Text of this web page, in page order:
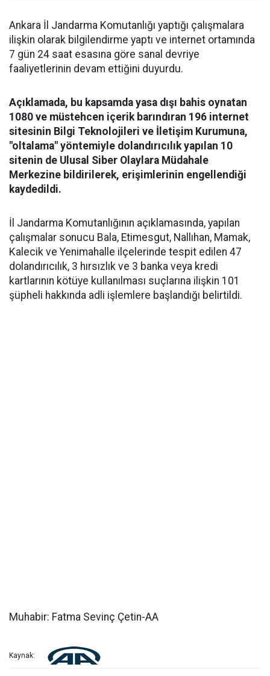
Ankara İl Jandarma Komutanlığı yaptığı çalışmalara
ilişkin olarak bilgilendirme yaptı ve internet ortamında
7 gün 24 saat esasına göre sanal devriye
faaliyetlerinin devam ettiğini duyurdu.
Açıklamada, bu kapsamda yasa dışı bahis oynatan
1080 ve müstehcen içerik barındıran 196 internet
sitesinin Bilgi Teknolojileri ve İletişim Kurumuna,
"oltalama" yöntemiyle dolandırıcılık yapılan 10
sitenin de Ulusal Siber Olaylara Müdahale
Merkezine bildirilerek, erişimlerinin engellendiği
kaydedildi.
İl Jandarma Komutanlığının açıklamasında, yapılan
çalışmalar sonucu Bala, Etimesgut, Nallıhan, Mamak,
Kalecik ve Yenimahalle ilçelerinde tespit edilen 47
dolandırıcılık, 3 hırsızlık ve 3 banka veya kredi
kartlarının kötüye kullanılması suçlarına ilişkin 101
şüpheli hakkında adli işlemlere başlandığı belirtildi.
Muhabir: Fatma Sevinç Çetin-AA
Kaynak: